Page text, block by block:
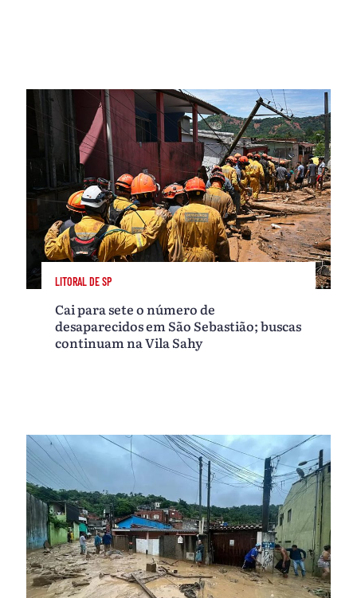
LITORAL DE SP
Cai para sete o número de
desaparecidos em São Sebastião; buscas
continuam na Vila Sahy